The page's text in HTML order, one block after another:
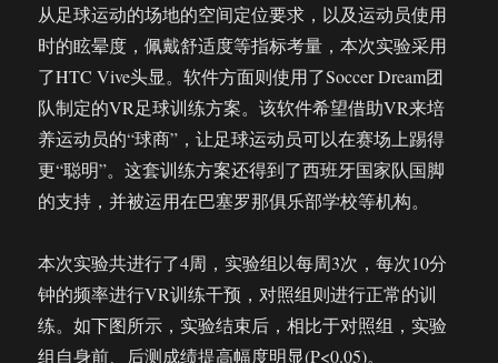
从足球运动的场地的空间定位要求，以及运动员使用
时的眩晕度，佩戴舒适度等指标考量，本次实验采用
了HTC Vive头显。软件方面则使用了Soccer Dream团
队制定的VR足球训练方案。该软件希望借助VR来培
养运动员的“球商”，让足球运动员可以在赛场上踢得
更“聪明”。这套训练方案还得到了西班牙国家队国脚
的支持，并被运用在巴塞罗那俱乐部学校等机构。
本次实验共进行了4周，实验组以每周3次，每次10分
钟的频率进行VR训练干预，对照组则进行正常的训
练。如下图所示，实验结束后，相比于对照组，实验
组自身前、后测成绩提高幅度明显(P<0.05)。